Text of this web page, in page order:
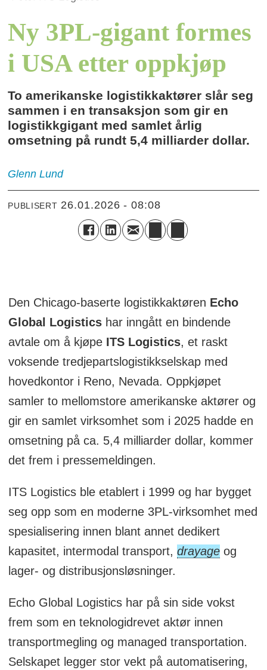
Ny 3PL-gigant formes
i USA etter oppkjøp
To amerikanske logistikkaktører slår seg
sammen i en transaksjon som gir en
logistikkgigant med samlet årlig
omsetning på rundt 5,4 milliarder dollar.
Glenn Lund
PUBLISERT 26.01.2026 - 08:08
Den Chicago-baserte logistikkaktøren Echo
Global Logisticshar inngått en bindende
avtale om å kjøpe ITS Logistics, et raskt
voksende tredjepartslogistikkselskap med
hovedkontor i Reno, Nevada. Oppkjøpet
samler to mellomstore amerikanske aktører og
gir en samlet virksomhet som i 2025 hadde en
omsetning på ca. 5,4 milliarder dollar, kommer
det frem i pressemeldingen.
ITS Logistics ble etablert i 1999 og har bygget
seg opp som en moderne 3PL-virksomhet med
spesialisering innen blant annet dedikert
kapasitet, intermodal transport, drayageog
lager- og distribusjonsløsninger.
Echo Global Logistics har på sin side vokst
frem som en teknologidrevet aktør innen
transportmegling og managed transportation.
Selskapet legger stor vekt på automatisering,